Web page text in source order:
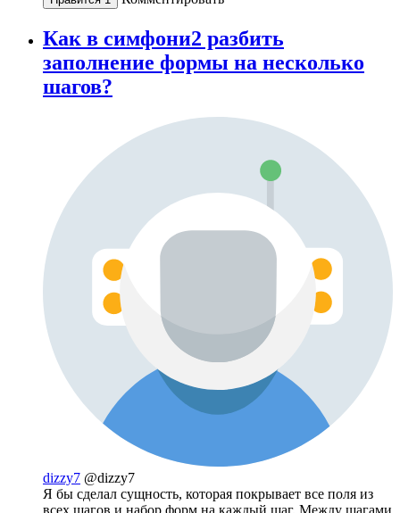
Как в симфони2 разбить
заполнение формы на несколько
шагов?
dizzy7 @dizzy7
Я бы сделал сущность, которая покрывает все поля из
всех шагов и набор форм на каждый шаг. Между шагами